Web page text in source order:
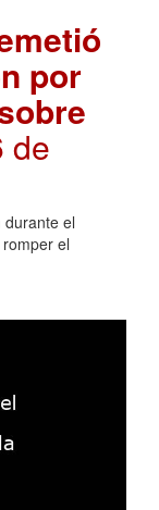
por
de
durante el
el